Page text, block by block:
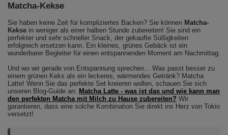
Matcha-Kekse
Sie haben keine Zeit für kompliziertes Backen? Sie können Matcha-
Kekse in weniger als einer halben Stunde zubereiten! Sie sind ein
perfekter und sehr schneller Snack, der gekaufte Süßigkeiten
erfolgreich ersetzen kann. Ein kleines, grünes Gebäck ist ein
wunderbarer Begleiter für einen entspannenden Moment am Nachmittag.
Und wo wir gerade von Entspannung sprechen... Was passt besser zu
einem grünen Keks als ein leckeres, wärmendes Getränk? Matcha
Latte! Wenn Sie das perfekte Set kreieren wollen, schauen Sie sich
unseren Blog-Guide an: Matcha Latte - was ist das und wie kann man
den perfekten Matcha mit Milch zu Hause zubereiten? Wir
garantieren, dass eine solche Kombination Sie direkt ins Herz von Tokio
versetzt!